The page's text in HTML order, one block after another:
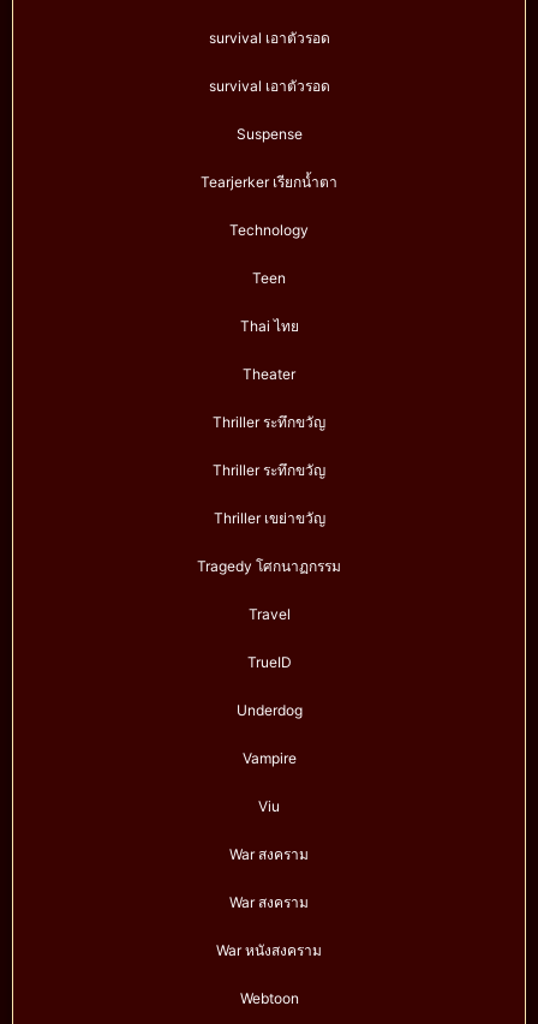
survival เอาตัวรอด
survival เอาตัวรอด
Suspense
Tearjerker เรียกน้ำตา
Technology
Teen
Thai ไทย
Theater
Thriller ระทึกขวัญ
Thriller ระทึกขวัญ
Thriller เขย่าขวัญ
Tragedy โศกนาฏกรรม
Travel
TrueID
Underdog
Vampire
Viu
War สงคราม
War สงคราม
War หนังสงคราม
Webtoon